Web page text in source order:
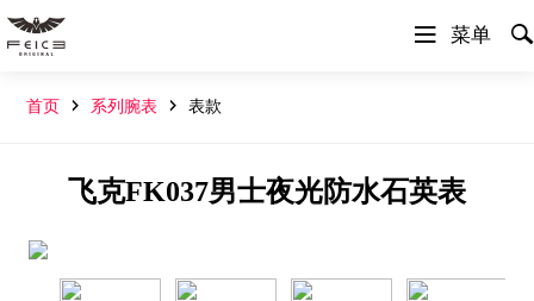
 菜单 
首页  系列腕表  表款
飞克FK037男士夜光防水石英表